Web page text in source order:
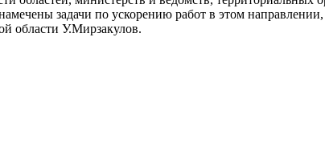
задачи по ускорению работ в этом
области У.Мирзакулов.